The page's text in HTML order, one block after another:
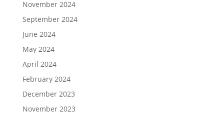
November 2024
September 2024
June 2024
May 2024
April 2024
February 2024
December 2023
November 2023